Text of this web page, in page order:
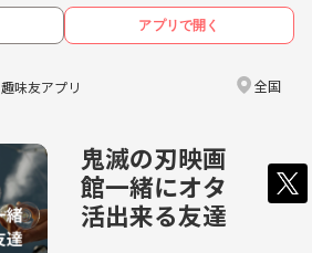
アプリで開く
趣味友アプリ 全国
鬼滅の刃映画
館一緒にオタ
活出来る友達